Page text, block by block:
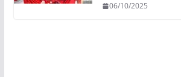
06/10/2025